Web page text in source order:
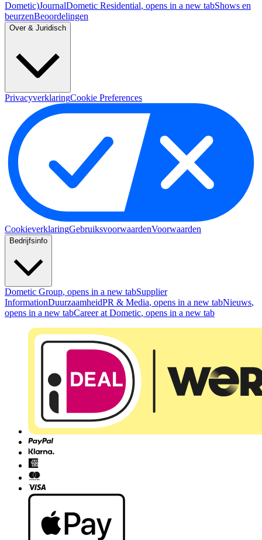
Dometic)JournalDometic Residential, opens in a new tabShows en
beurzenBeoordelingen
Over & Juridisch
PrivacyverklaringCookie Preferences
CookieverklaringGebruiksvoorwaardenVoorwaarden
Bedrijfsinfo
Dometic Group, opens in a new tabSupplier
InformationDuurzaamheidPR & Media, opens in a new tabNieuws,
opens in a new tabCareer at Dometic, opens in a new tab